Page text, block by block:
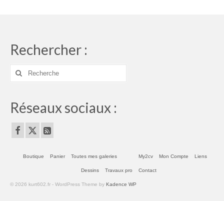
Rechercher :
Rechercher
Réseaux sociaux :
Boutique Panier Toutes mes galeries
Dessins Travaux pro
My2cv Mon Compte Liens
Contact
© 2026 kurt602.fr - WordPress Theme by Kadence WP